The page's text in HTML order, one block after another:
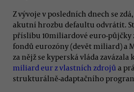
Z vývoje v posledních dnech se
akutní hrozbu defaultu odvrátit.
příslibu 10miliardové euro-půjčky
fondů eurozóny (devět miliard) a
za nějž se kyperská vláda zavázala k
miliard eur z vlastních zdrojů a
strukturálně-adaptačního